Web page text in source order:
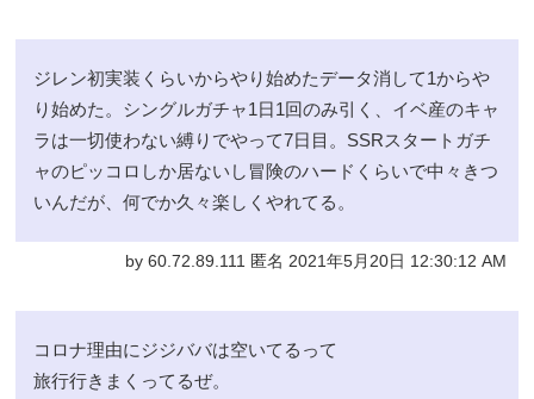
ジレン初実装くらいからやり始めたデータ消して1からや
り始めた。シングルガチャ1日1回のみ引く、イベ産のキャ
ラは一切使わない縛りでやって7日目。SSRスタートガチ
ャのピッコロしか居ないし冒険のハードくらいで中々きつ
いんだが、何でか久々楽しくやれてる。
by 60.72.89.111 匿名 2021年5月20日 12:30:12 AM
コロナ理由にジジババは空いてるって
旅行行きまくってるぜ。